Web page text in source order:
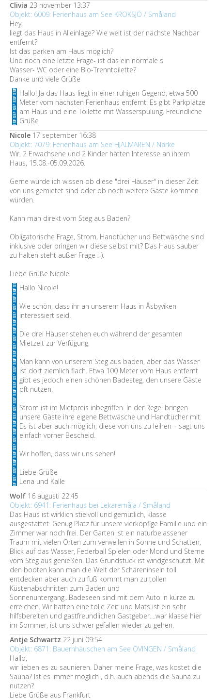
Clivia 23 november 13:37
Objekt: 6009: Ferienhaus am See KROKSJÖ / Småland
Hey,
liegt das Haus in Alleinlage? Wie weit ist der nächste Nachbar
entfernt?
Ist das parken am Haus möglich?
Und noch eine letzte Frage- ist das ein normale s
Wasser- WC oder eine Bio-Trenntoilette?
Danke und viele Grüße
Hallo! Ja das Haus liegt in einer ruhigen Gegend, etwa 500
Meter vom nächsten Ferienhaus entfernt. Es gibt Parkplätze
am Haus und eine Toilette mit Wasserspülung. Freundliche
Grüße
Nicole 17 september 16:38
Objekt: 7079: Ferienhaus am See HJÄLMAREN / Närke
Wir, 2 Erwachsene und 2 Kinder hätten Interesse an ihrem
Haus, 15.08.-05.09.2026.
Gerne würde ich wissen ob diese "drei Häuser" in dieser Zeit
von uns gemietet sind oder ob noch weitere Gäste kommen
würden.
Kann man direkt vom Steg aus Baden?
Obligatorische Frage, Strom, Handtücher und Bettwäsche sind
inklusive oder bringen wir diese selbst mit? Das Haus sauber
zu halten steht außer Frage :-).
Liebe Grüße Nicole
Hallo Nicole!
Wie schön, dass ihr an unserem Haus in Åsbyviken
interessiert seid!
Die drei Häuser stehen euch während der gesamten
Mietzeit zur Verfügung.
Man kann von unserem Steg aus baden, aber das Wasser
ist dort ziemlich flach. Etwa 100 Meter vom Haus entfernt
gibt es jedoch einen schönen Badesteg, den unsere Gäste
oft nutzen.
Strom ist im Mietpreis inbegriffen. In der Regel bringen
unsere Gäste ihre eigene Bettwäsche und Handtücher mit.
Es ist aber auch möglich, diese von uns zu leihen – sagt uns
einfach vorher Bescheid.
Wir hoffen, dass wir uns sehen!
Liebe Grüße
Lena und Kalle
Wolf 16 augusti 22:45
Objekt: 6941: Ferienhaus bei Lekaremåla / Småland
Das Haus ist wirklich stielvoll und gemütlich, klasse
ausgestattet. Genug Platz für unsere vierköpfige Familie und ein
Zimmer war noch frei. Der Garten ist ein naturbelassener
Traum mit vielen Orten zum verweilen in Sonne und Schatten,
Blick auf das Wasser, Federball Spielen oder Mond und Sterne
vom Steg aus genießen. Das Grundstück ist windgeschützt. Mit
den booten kann man die Welt der Schäreninseln toll
entdecken aber auch zu fuß kommt man zu tollen
Küstenabschnitten zum Baden und
Sonnenuntergang...Badeseen sind mit dem Auto in kürze zu
erreichen. Wir hatten eine tolle Zeit und Mats ist ein sehr
hilfsbereiten und gastfreundlichen Gastgeber....war klasse hier
im Sommer, ist uns schwer gefallen wieder zu gehen.
Antje Schwartz 22 juni 09:54
Objekt: 6871: Bauernhäuschen am See ÖVINGEN / Småland
Hallo,
wir lieben es zu saunieren. Daher meine Frage, was kostet die
Sauna? Ist es immer möglich , d.h. auch abends die Sauna zu
nutzen?
Liebe Grüße aus Frankfurt